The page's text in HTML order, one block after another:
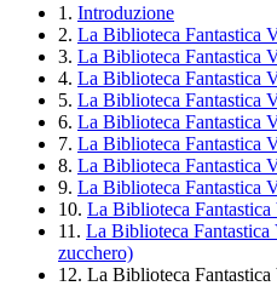
1. Introduzione
2. La Biblioteca Fantastica
3. La Biblioteca Fantastica
4. La Biblioteca Fantastica
5. La Biblioteca Fantastica
6. La Biblioteca Fantastica
7. La Biblioteca Fantastica
8. La Biblioteca Fantastica
9. La Biblioteca Fantastica
10. La Biblioteca
11. La Biblioteca Fantastica
zucchero)
12. La Biblioteca